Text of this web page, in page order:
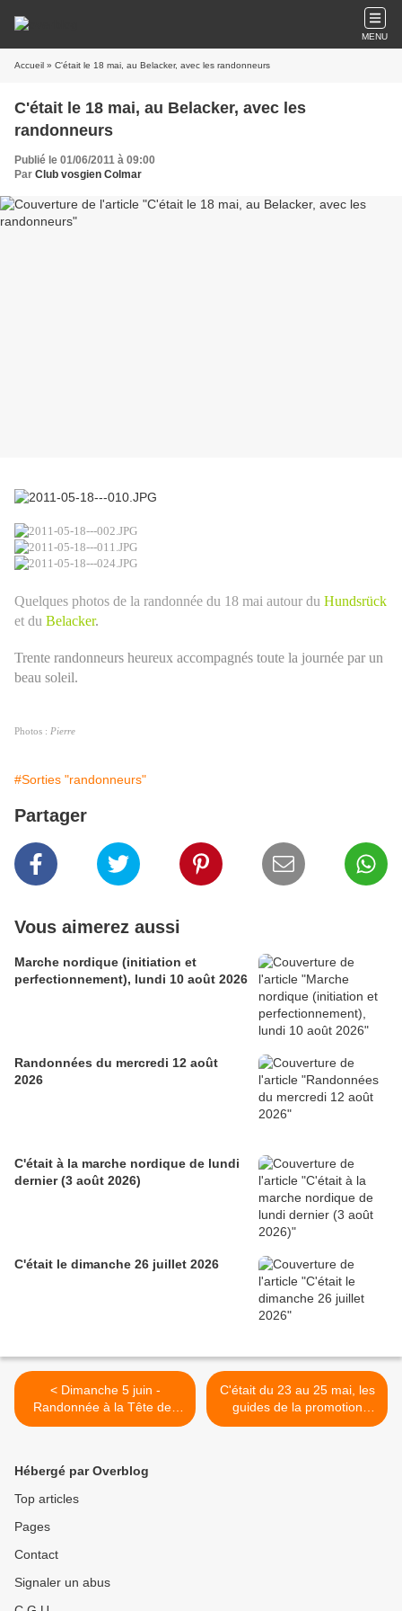
MENU
Accueil » C'était le 18 mai, au Belacker, avec les randonneurs
C'était le 18 mai, au Belacker, avec les
randonneurs
Publié le 01/06/2011 à 09:00
Par Club vosgien Colmar
Quelques photos de la randonnée du 18 mai autour du Hundsrück
et du Belacker.
Trente randonneurs heureux accompagnés toute la journée par un
beau soleil.
Photos : Pierre
#Sorties "randonneurs"
Partager
Vous aimerez aussi
Marche nordique (initiation et
perfectionnement), lundi 10 août 2026
Randonnées du mercredi 12 août
2026
C'était à la marche nordique de lundi
dernier (3 août 2026)
C'était le dimanche 26 juillet 2026
< Dimanche 5 juin -
Randonnée à la Tête des
Faux
C'était du 23 au 25 mai, les
guides de la promotion
2008 à Colmar >
Hébergé par Overblog
Top articles
Pages
Contact
Signaler un abus